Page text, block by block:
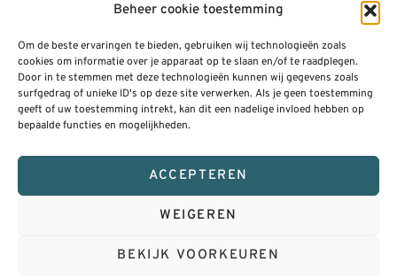
Beheer cookie toestemming
Om de beste ervaringen te bieden, gebruiken wij technologieën zoals
cookies om informatie over je apparaat op te slaan en/of te raadplegen.
Door in te stemmen met deze technologieën kunnen wij gegevens zoals
surfgedrag of unieke ID's op deze site verwerken. Als je geen toestemming
geeft of uw toestemming intrekt, kan dit een nadelige invloed hebben op
bepaalde functies en mogelijkheden.
ACCEPTEREN
WEIGEREN
BEKIJK VOORKEUREN
Nalaten
Privacy Policy (AVG)
Algemene voorwaarden
Klachtenregeling